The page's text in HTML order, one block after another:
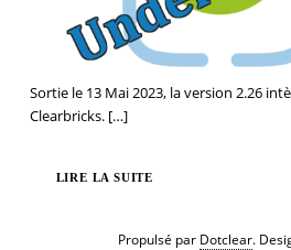
Sortie le 13 Mai 2023, la version 2.26
Clearbricks.[…]
LIRE LA SUITE
Propulsé par Dotclear.